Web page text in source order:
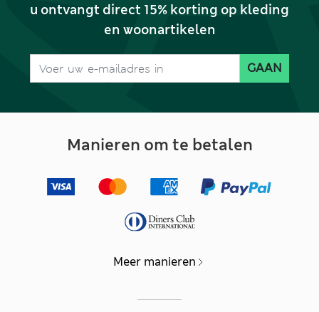
u ontvangt direct 15% korting op kleding
en woonartikelen
GAAN
Manieren om te betalen
Meer manieren